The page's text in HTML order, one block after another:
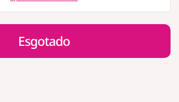
Esgotado